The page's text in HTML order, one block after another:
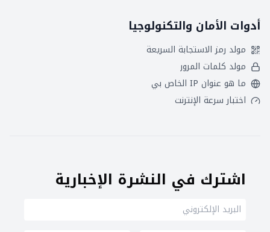
أدوات الأمان والتكنولوجيا
مولد رمز الاستجابة السريعة
مولد كلمات المرور
ما هو عنوان IP الخاص بي
اختبار سرعة الإنترنت
اشترك في النشرة الإخبارية